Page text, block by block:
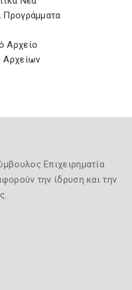
Προγράμματα
Αρχείο
Αρχείων
Επιχειρηματία
την ίδρυση και την